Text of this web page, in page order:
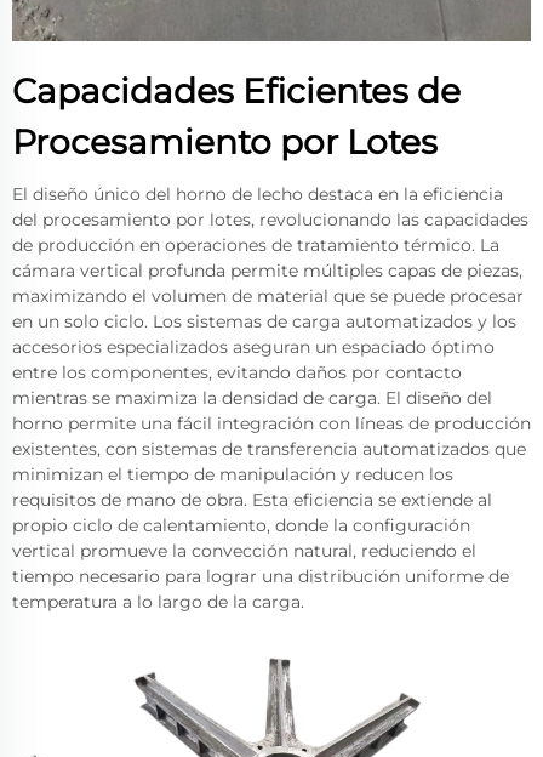
Capacidades Eficientes de
Procesamiento por Lotes
El diseño único del horno de lecho destaca en la eficiencia
del procesamiento por lotes, revolucionando las capacidades
de producción en operaciones de tratamiento térmico. La
cámara vertical profunda permite múltiples capas de piezas,
maximizando el volumen de material que se puede procesar
en un solo ciclo. Los sistemas de carga automatizados y los
accesorios especializados aseguran un espaciado óptimo
entre los componentes, evitando daños por contacto
mientras se maximiza la densidad de carga. El diseño del
horno permite una fácil integración con líneas de producción
existentes, con sistemas de transferencia automatizados que
minimizan el tiempo de manipulación y reducen los
requisitos de mano de obra. Esta eficiencia se extiende al
propio ciclo de calentamiento, donde la configuración
vertical promueve la convección natural, reduciendo el
tiempo necesario para lograr una distribución uniforme de
temperatura a lo largo de la carga.